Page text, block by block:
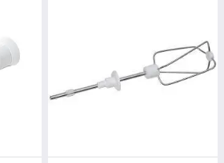
мити в посудомийній машині
видів посуду
ціни та якості
детальні описи та швидка доставка